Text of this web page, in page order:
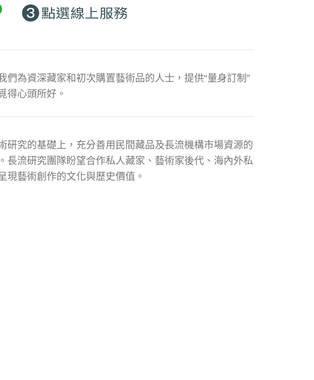
為資深藏家和初次購置藝術品的人士，提供“量身訂制”
得心頭所好。
研究的基礎上，充分善用民間藏品及長流機構市場資源的
流研究團隊盼望合作私人藏家、藝術家後代、海內外私
現藝術創作的文化與歷史價值。